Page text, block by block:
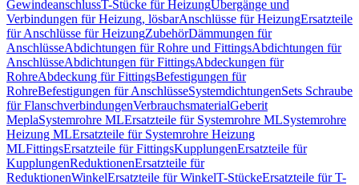
GewindeanschlussT-Stücke für HeizungÜbergänge und
Verbindungen für Heizung, lösbarAnschlüsse für HeizungErsatzteile
für Anschlüsse für HeizungZubehörDämmungen für
AnschlüsseAbdichtungen für Rohre und FittingsAbdichtungen für
AnschlüsseAbdichtungen für FittingsAbdeckungen für
RohreAbdeckung für FittingsBefestigungen für
RohreBefestigungen für AnschlüsseSystemdichtungenSets Schraube
für FlanschverbindungenVerbrauchsmaterialGeberit
MeplaSystemrohre MLErsatzteile für Systemrohre MLSystemrohre
Heizung MLErsatzteile für Systemrohre Heizung
MLFittingsErsatzteile für FittingsKupplungenErsatzteile für
KupplungenReduktionenErsatzteile für
ReduktionenWinkelErsatzteile für WinkelT-StückeErsatzteile für T-